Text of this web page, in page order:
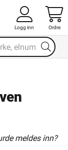
Logg inn Ordre
meldes inn?